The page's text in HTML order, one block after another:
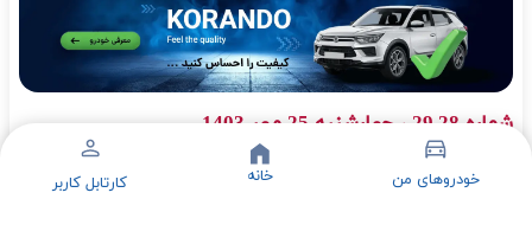
شماره 29,28 ، چهارشنبه 25 مهر 1403
خودروهای من خانه کارتابل کاربر